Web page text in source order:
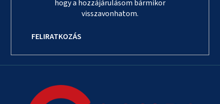
hogy a hozzájárulásom bármikor
visszavonhatom.
FELIRATKOZÁS